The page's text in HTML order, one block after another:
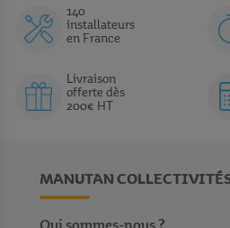
140
installateurs
en France
Livraison
offerte dès
200€ HT
MANUTAN